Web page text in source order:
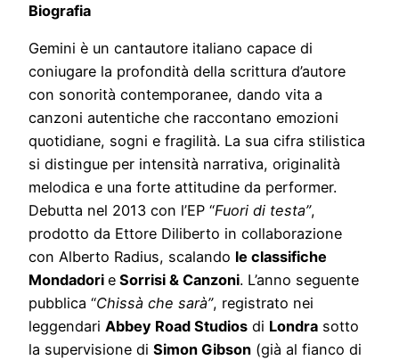
Biografia
Gemini è un cantautore italiano capace di
coniugare la profondità della scrittura d’autore
con sonorità contemporanee, dando vita a
canzoni autentiche che raccontano emozioni
quotidiane, sogni e fragilità. La sua cifra stilistica
si distingue per intensità narrativa, originalità
melodica e una forte attitudine da performer.
Debutta nel 2013 con l’EP “Fuori di testa”,
prodotto da Ettore Diliberto in collaborazione
con Alberto Radius, scalando le classifiche
Mondadori e Sorrisi & Canzoni. L’anno seguente
pubblica “Chissà che sarà”, registrato nei
leggendari Abbey Road Studios di Londra sotto
la supervisione di Simon Gibson (già al fianco di